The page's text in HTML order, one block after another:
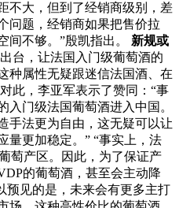
不大，但到了经销商级别，差
问题，经销商如果把售价拉
间不够。”殷凯指出。 新规或
台，让法国入门级葡萄酒的
种属性无疑跟迷信法国酒、在
此，李亚军表示了赞同：“事
入门级法国葡萄酒进入中国。
手法更为自由，这无疑可以让
量更加稳定。” “事实上，法
萄产区。因此，为了保证产
的葡萄酒，甚至会主动降
预见的是，未来会有更多主打